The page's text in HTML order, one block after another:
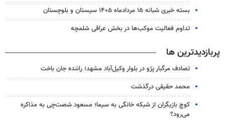
بسته خبری شبانه ۱۵ مردادماه ۱۴۰۵ سیستان و بلوچستان
تداوم فعالیت موکب‌ها در بخش عراقی شلمچه
پربازدیدترین ها
تصادف مرگبار پژو در بلوار وکیل‌آباد مشهد؛ راننده جان باخت
محمد حقیقی درگذشت
کوچ بازیگران از شبکه خانگی به سیما؛ مسعود شصت‌چی به مذاکره
می‌رود؟